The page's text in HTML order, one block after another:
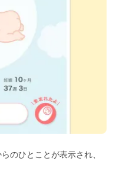
のひとことが表示され、